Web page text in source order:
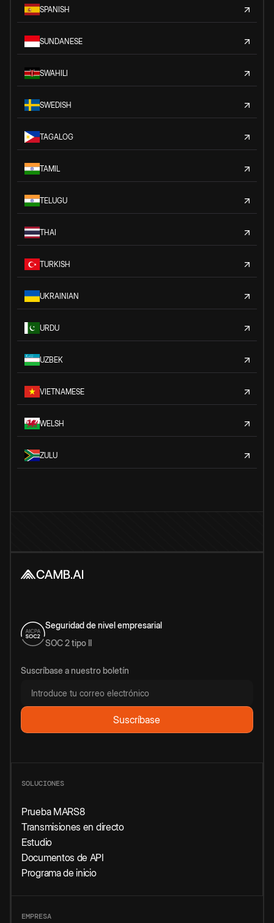
SPANISH
SUNDANESE
SWAHILI
SWEDISH
TAGALOG
TAMIL
TELUGU
THAI
TURKISH
UKRAINIAN
URDU
UZBEK
VIETNAMESE
WELSH
ZULU
Seguridad de nivel empresarial
SOC 2 tipo II
Suscríbase a nuestro boletín
SOLUCIONES
Prueba MARS8
Transmisiones en directo
Estudio
Documentos de API
Programa de inicio
EMPRESA